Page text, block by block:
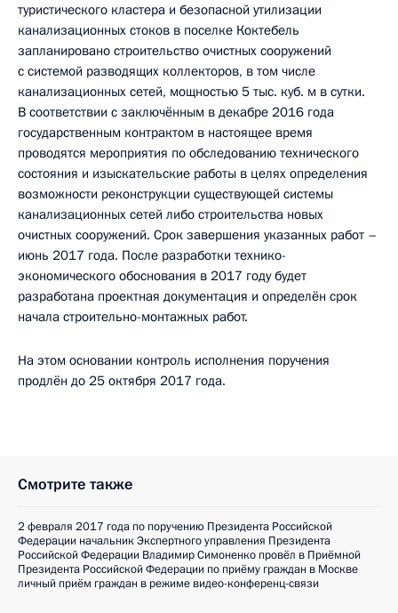
туристического кластера и безопасной утилизации
канализационных стоков в поселке Коктебель
запланировано строительство очистных сооружений
с системой разводящих коллекторов, в том числе
канализационных сетей, мощностью 5 тыс. куб. м в сутки.
В соответствии с заключённым в декабре 2016 года
государственным контрактом в настоящее время
проводятся мероприятия по обследованию технического
состояния и изыскательские работы в целях определения
возможности реконструкции существующей системы
канализационных сетей либо строительства новых
очистных сооружений. Срок завершения указанных работ –
июнь 2017 года. После разработки технико-
экономического обоснования в 2017 году будет
разработана проектная документация и определён срок
начала строительно­-монтажных работ.
На этом основании контроль исполнения поручения
продлён до 25 октября 2017 года.
Смотрите также
2 февраля 2017 года по поручению Президента Российской
Федерации начальник Экспертного управления Президента
Российской Федерации Владимир Симоненко провёл в Приёмной
Президента Российской Федерации по приёму граждан в Москве
личный приём граждан в режиме видео-конференц-связи